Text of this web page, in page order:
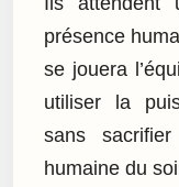
présence
se jouera
utiliser la
sans
humaine du